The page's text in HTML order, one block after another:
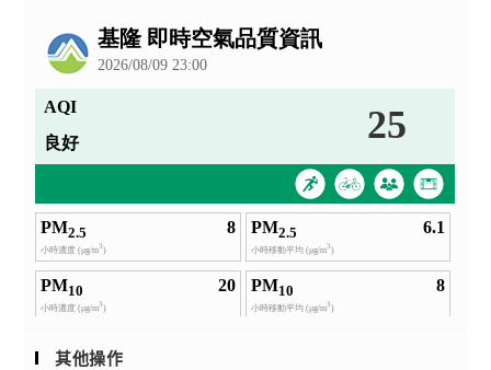
其他操作